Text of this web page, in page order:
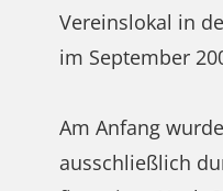
Vereinslokal in
im September
Am Anfang
ausschließlich